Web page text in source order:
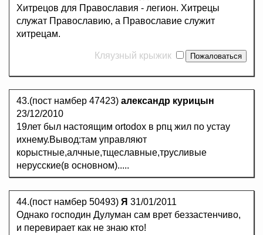
Хитрецов для Православия - легион. Хитрецы
служат Православию, а Православие служит
хитрецам.
Кляузный крыжик
43.(пост намбер 47423) александр курицын
23/12/2010
19лет был настоящим ortodox в рпц жил по устау
ихнему.Вывод:там управляют
корыстные,алчные,тщеславные,трусливые
нерусские(в основном).....
44.(пост намбер 50493) Я 31/01/2011
Однако господин Дулуман сам врет беззастенчиво,
и перевирает как не знаю кто!